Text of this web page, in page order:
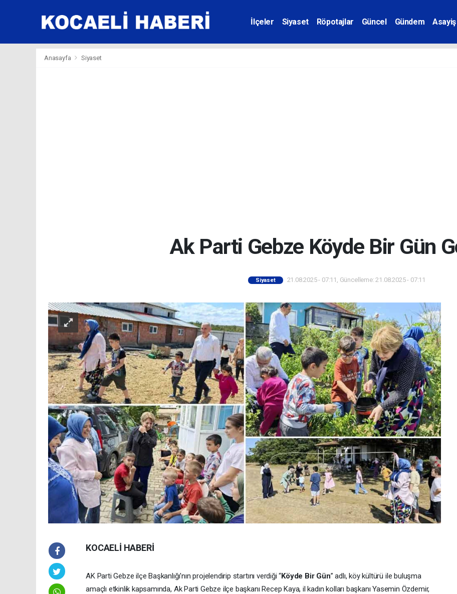
İlçeler Siyaset Röpotajlar Güncel Gündem Asayiş
Anasayfa Siyaset
Ak Parti Gebze Köyde Bir Gün
Siyaset 21.08.2025 - 07:11, Güncelleme: 21.08.2025 - 07:11
KOCAELİ HABERİ
AK Parti Gebze ilçe Başkanlığı'nın projelendirip startını verdiği “Köyde Bir Gün” adlı, köy kültürü ile buluşma
amaçlı etkinlik kapsamında, Ak Parti Gebze ilçe başkanı Recep Kaya, il kadın kolları başkanı Yasemin Özdemir,